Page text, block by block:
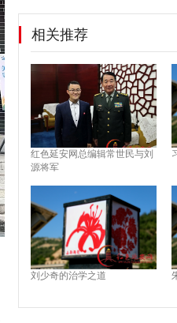
相关推荐
红色延安网总编辑常世民与刘
源将军
刘少奇的治学之道